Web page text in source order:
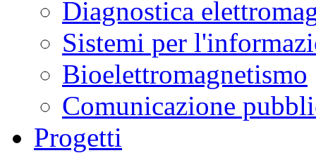
Diagnostica
Sistemi per
Bioelettromagnetismo
Comunicazione
Progetti